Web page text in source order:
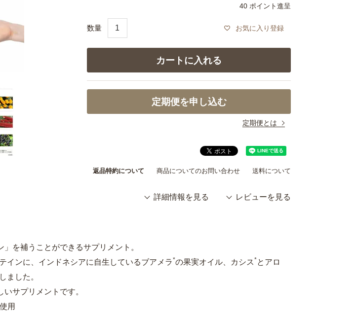
40 ポイント進呈
お気に入り登録
カートに入れる
定期便を申し込む
定期便とは
返品特約について 商品についてのお問い合わせ 送料について
詳細情報を見る レビューを見る
を補うことができるサプリメント。
インに、インドネシアに自生しているブアメラ*の果実オイル、カシス*とアロ
ました。
サプリメントです。
用